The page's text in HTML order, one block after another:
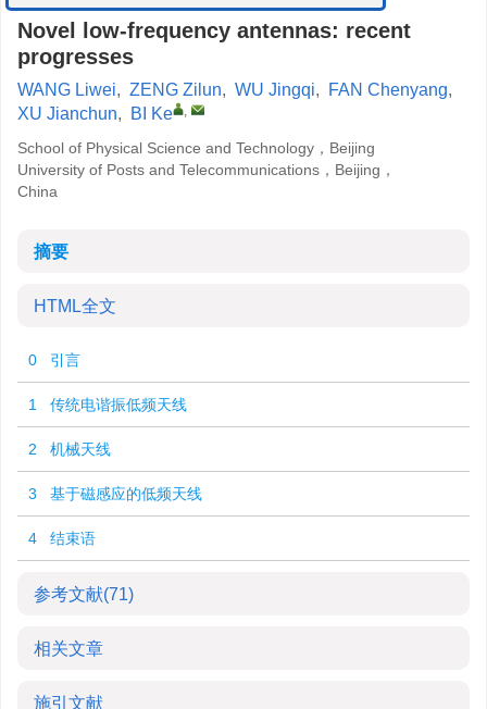
Novel low-frequency antennas: recent
progresses
WANG Liwei, ZENG Zilun, WU Jingqi, FAN Chenyang,
XU Jianchun, BI Ke ,
School of Physical Science and Technology，Beijing
University of Posts and Telecommunications，Beijing，
China
摘要
HTML全文
0 引言
1 传统电谐振低频天线
2 机械天线
3 基于磁感应的低频天线
4 结束语
参考文献(71)
相关文章
施引文献